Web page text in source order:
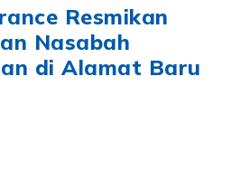
Resmikan
Nasabah
di Alamat Baru